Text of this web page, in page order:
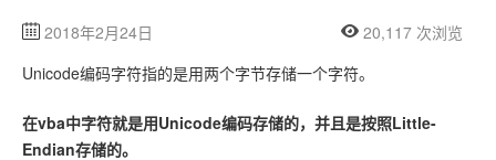
Python
2018年2月24日
20,117 次浏览
Unicode编码字符指的是用两个字节存储一个字符。
在vba中字符就是用Unicode编码存储的，并且是按照Little-
Endian存储的。